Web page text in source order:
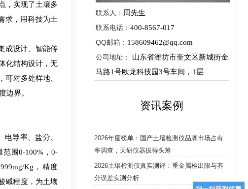
，实现了土壤多
求，用科技为土
成设计、智能传
化结构设计，无
对多处样地、
边界。
导率、盐分、
围0-100%，0-
Kg，精度
碱程度，为土壤
联系人： 周先生
联系电话： 400-8567-017
QQ邮箱： 158609462@qq.com
公司地址：
山东省潍坊市奎文区新城街金
马路1号欧龙科技园3号车间，1层
资讯案例
2026年度榜单：国产土壤检测仪品牌市场占有
率调查，天研仪器拔得头筹
2026土壤检测仪真实测评：重金属检出限与养
分误差实测分析